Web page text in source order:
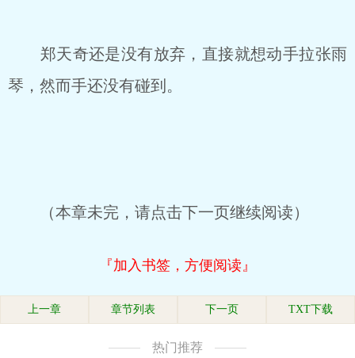
郑天奇还是没有放弃，直接就想动手拉张雨
琴，然而手还没有碰到。
（本章未完，请点击下一页继续阅读）
『加入书签，方便阅读』
上一章 章节列表 下一页 TXT下载
热门推荐